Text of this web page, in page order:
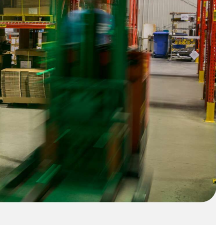
de Detección y
de Haz Ancho
Sensores de Monitoreo de
Condiciones
SOFTWARE
Banner Measurement
Software de Configuración
Sensor GUI
RELACIONADOS
a Presión